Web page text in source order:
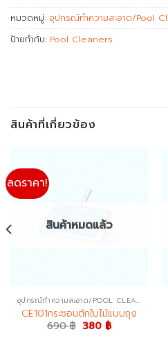
หมวดหมู่: อุปกรณ์ทำความสะอาด/Pool
ป้ายกำกับ: Pool Cleaners
สินค้าที่เกี่ยวข้อง
ลดราคา!
สินค้าหมดแล้ว
อุปกรณ์ทำความสะอาด/POOL CLEANERS
CE101กระชอนตักใบไม้แบบถุง
690฿ Original
380 ฿Current